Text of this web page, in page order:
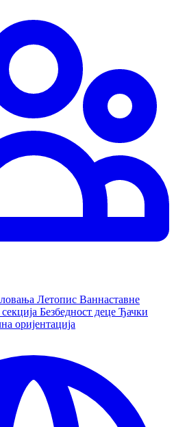
Летопис Ваннаставне
Безбедност деце Ђачки
оријентација